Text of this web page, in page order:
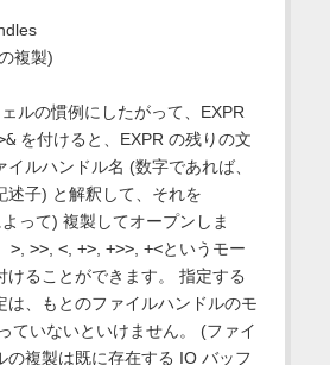
複製)
ルの慣例にしたがって、EXPR
を付けると、EXPR の残りの文
イルハンドル名 (数字であれば、
述子) と解釈して、それを
よって) 複製してオープンしま
>, >>, <, +>, +>>, +<というモー
けることができます。 指定する
は、もとのファイルハンドルのモ
ていないといけません。 (ファイ
の複製は既に存在する IO バッフ